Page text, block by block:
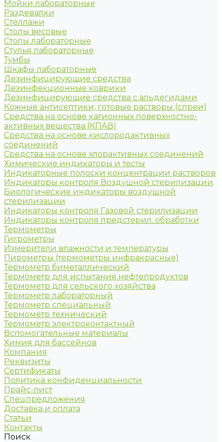
Мойки лабораторные
Раздевалки
Стеллажи
Столы весовые
Столы лабораторные
Стулья лабораторные
Тумбы
Шкафы лабораторные
Дезинфицирующие средства
Дезинфекционные коврики
Дезинфицирующие средства с альдегидами
Кожные антисептики, готовые растворы (спреи)
Средства на основе катионных поверхностно-
активных вещества (КПАВ)
Средства на основе кислородактивных
соединений
Средства на основе хлорактивных соединений
Химические индикаторы и тесты
Индикаторные полоски концентрации растворов
Индикаторы контроля Воздушной стерилизации
Биологические индикаторы воздушной
стерилизации
Индикаторы контроля Газовой стерилизации
Индикаторы контроля предстерил. обработки
Термометры
Гигрометры
Измерители влажности и температуры
Пирометры (термометры инфракрасные)
Термометр биметаллический
Термометр для испытания нефтепродуктов
Термометр для сельского хозяйства
Термометр лабораторный
Термометр специальный
Термометр технический
Термометр электроконтактный
Вспомогательные материалы
Химия для бассейнов
Компания
Реквизиты
Сертификаты
Политика конфиденциальности
Прайс-лист
Спецпредложения
Доставка и оплата
Статьи
Контакты
Поиск